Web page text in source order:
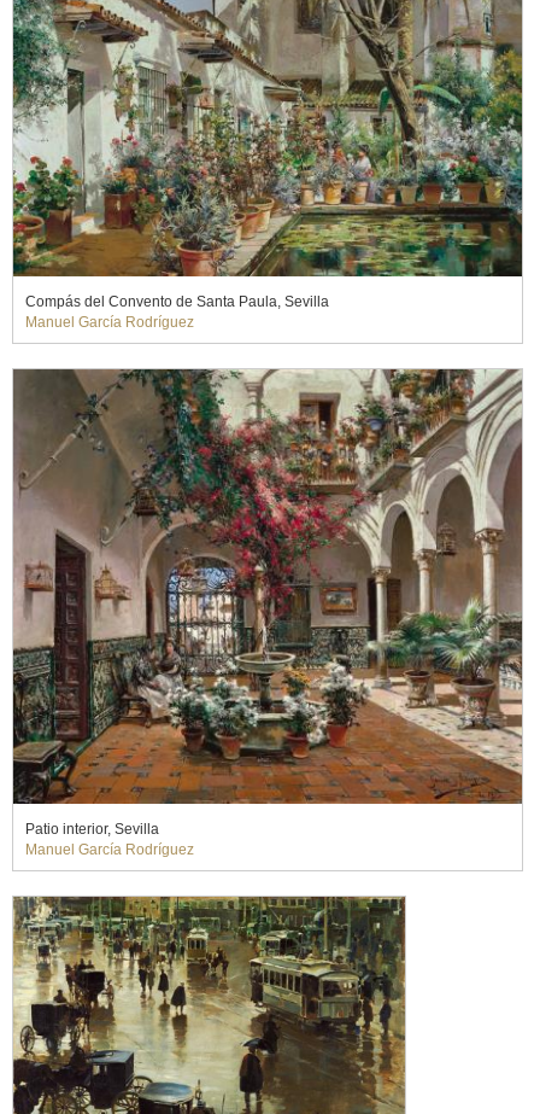
Compás del Convento de Santa Paula, Sevilla
Manuel García Rodríguez
Patio interior, Sevilla
Manuel García Rodríguez